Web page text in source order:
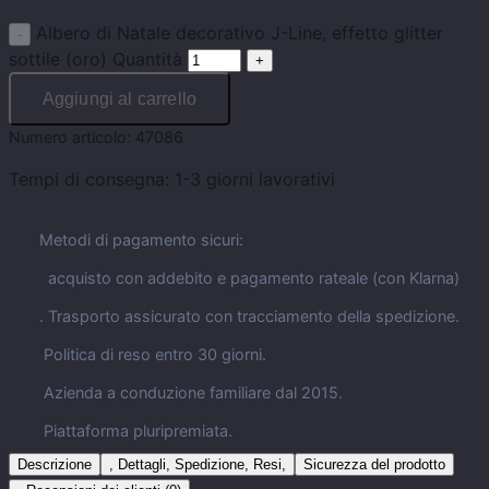
Albero di Natale decorativo J-Line, effetto glitter
sottile (oro) Quantità
Aggiungi al carrello
Numero articolo: 47086
Tempi di consegna: 1-3 giorni lavorativi
Metodi di pagamento sicuri:
acquisto con addebito e pagamento rateale (con Klarna)
. Trasporto assicurato con tracciamento della spedizione.
Politica di reso entro 30 giorni.
Azienda a conduzione familiare dal 2015.
Piattaforma pluripremiata.
Descrizione , Dettagli, Spedizione, Resi,
Sicurezza del prodotto